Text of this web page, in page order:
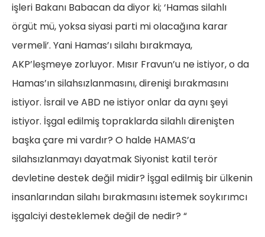
işleri Bakanı Babacan da diyor ki; ‘Hamas silahlı
örgüt mü, yoksa siyasi parti mi olacağına karar
vermeli’. Yani Hamas’ı silahı bırakmaya,
AKP’leşmeye zorluyor. Mısır Fravun’u ne istiyor, o da
Hamas’ın silahsızlanmasını, direnişi bırakmasını
istiyor. İsrail ve ABD ne istiyor onlar da aynı şeyi
istiyor. İşgal edilmiş topraklarda silahlı direnişten
başka çare mi vardır? O halde HAMAS’a
silahsızlanmayı dayatmak Siyonist katil terör
devletine destek değil midir? İşgal edilmiş bir ülkenin
insanlarından silahı bırakmasını istemek soykırımcı
işgalciyi desteklemek değil de nedir? “